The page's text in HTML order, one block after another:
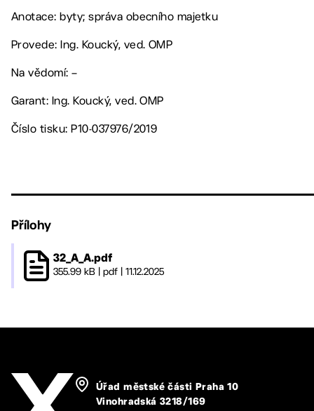
Anotace: byty; správa obecního majetku
Provede: Ing. Koucký, ved. OMP
Na vědomí: –
Garant: Ing. Koucký, ved. OMP
Číslo tisku: P10-037976/2019
Přílohy
32_A_A.pdf
355.99 kB pdf 11.12.2025
Úřad městské části Praha 10
Vinohradská 3218/169